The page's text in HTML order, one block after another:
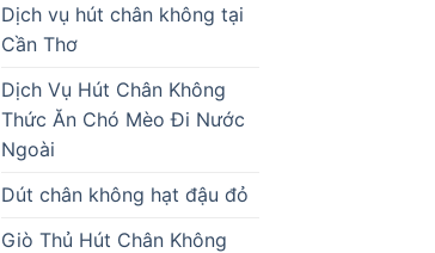
Dịch vụ hút chân không tại
Cần Thơ
Dịch Vụ Hút Chân Không
Thức Ăn Chó Mèo Đi Nước
Ngoài
Dút chân không hạt đậu đỏ
Giò Thủ Hút Chân Không